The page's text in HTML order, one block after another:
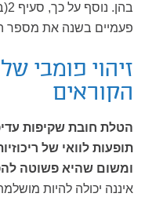
פעמיים בשנה את מספר
זיהוי פומבי
הקוראים
הטלת חובת שקיפות
תופעות לוואי של
ומשום שהיא פשוטה
איננה יכולה להיות